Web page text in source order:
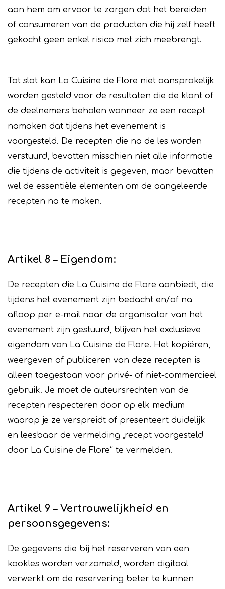
aan hem om ervoor te zorgen dat het bereiden
of consumeren van de producten die hij zelf heeft
gekocht geen enkel risico met zich meebrengt.
Tot slot kan La Cuisine de Flore niet aansprakelijk
worden gesteld voor de resultaten die de klant of
de deelnemers behalen wanneer ze een recept
namaken dat tijdens het evenement is
voorgesteld. De recepten die na de les worden
verstuurd, bevatten misschien niet alle informatie
die tijdens de activiteit is gegeven, maar bevatten
wel de essentiële elementen om de aangeleerde
recepten na te maken.
Artikel 8 – Eigendom:
De recepten die La Cuisine de Flore aanbiedt, die
tijdens het evenement zijn bedacht en/of na
afloop per e-mail naar de organisator van het
evenement zijn gestuurd, blijven het exclusieve
eigendom van La Cuisine de Flore. Het kopiëren,
weergeven of publiceren van deze recepten is
alleen toegestaan voor privé- of niet-commercieel
gebruik. Je moet de auteursrechten van de
recepten respecteren door op elk medium
waarop je ze verspreidt of presenteert duidelijk
en leesbaar de vermelding „recept voorgesteld
door La Cuisine de Flore“ te vermelden.
Artikel 9 – Vertrouwelijkheid en
persoonsgegevens:
De gegevens die bij het reserveren van een
kookles worden verzameld, worden digitaal
verwerkt om de reservering beter te kunnen